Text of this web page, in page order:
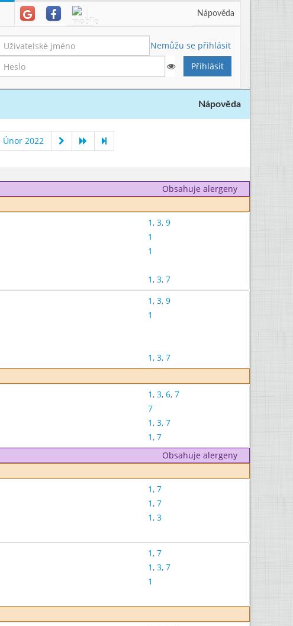
Nápověda
Nemůžu se přihlásit
Nápověda
Únor 2022
Obsahuje alergeny
1, 3, 9
1
1
1, 3, 7
1, 3, 9
1
1, 3, 7
1, 3, 6, 7
7
1, 3, 7
1, 7
Obsahuje alergeny
1, 7
1, 7
1, 3
1, 7
1, 3, 7
1